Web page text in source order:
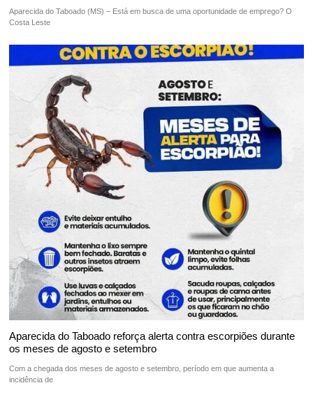
Aparecida do Taboado (MS) – Está em busca de uma oportunidade de emprego? O
Costa Leste
Aparecida do Taboado reforça alerta contra escorpiões durante
os meses de agosto e setembro
Com a chegada dos meses de agosto e setembro, período em que aumenta a
incidência de